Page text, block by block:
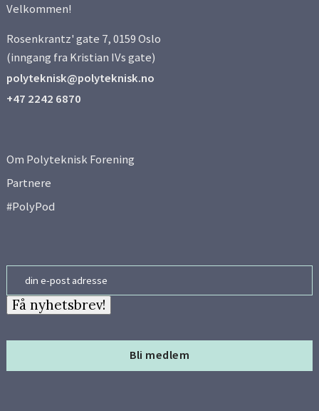
Velkommen!
Rosenkrantz' gate 7, 0159 Oslo
(inngang fra Kristian IVs gate)
polyteknisk@polyteknisk.no
+47 2242 6870
Om Polyteknisk Forening
Partnere
#PolyPod
Bli medlem
Få nyhetsbrev!